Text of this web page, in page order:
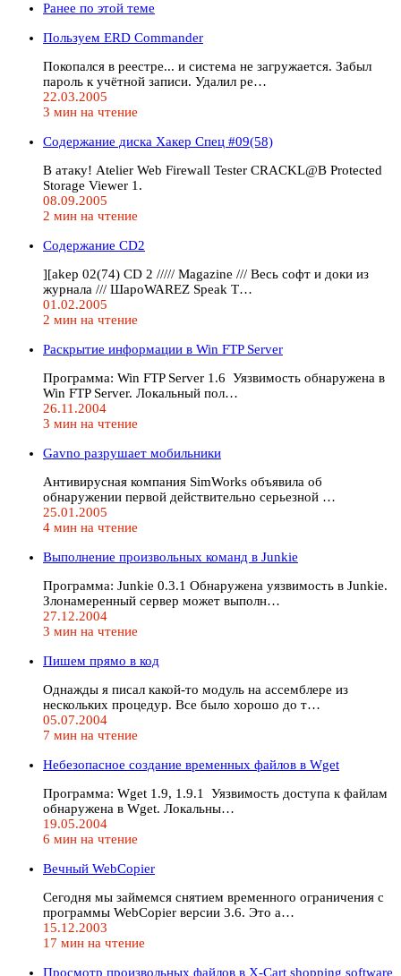
Ранее по этой теме
Пользуем ERD Commander
Покопался в реестре... и система не загружается. Забыл
пароль к учётной записи. Удалил ре…
22.03.2005
3 мин на чтение
Содержание диска Хакер Спец #09(58)
В атаку! Atelier Web Firewall Tester CRACKL@B Protected
Storage Viewer 1.
08.09.2005
2 мин на чтение
Содержание CD2
][akep 02(74) CD 2 ///// Magazine /// Весь софт и доки из
журнала /// ШароWAREZ Speak T…
01.02.2005
2 мин на чтение
Раскрытие информации в Win FTP Server
Программа: Win FTP Server 1.6 Уязвимость обнаружена в
Win FTP Server. Локальный пол…
26.11.2004
3 мин на чтение
Gavno разрушает мобильники
Антивирусная компания SimWorks объявила об
обнаружении первой действительно серьезной …
25.01.2005
4 мин на чтение
Выполнение произвольных команд в Junkie
Программа: Junkie 0.3.1 Обнаружена уязвимость в Junkie.
Злонамеренный сервер может выполн…
27.12.2004
3 мин на чтение
Пишем прямо в код
Однажды я писал какой-то модуль на ассемблере из
нескольких процедур. Все было хорошо до т…
05.07.2004
7 мин на чтение
Небезопасное создание временных файлов в Wget
Программа: Wget 1.9, 1.9.1 Уязвимость доступа к файлам
обнаружена в Wget. Локальны…
19.05.2004
6 мин на чтение
Вечный WebCopier
Сегодня мы займемся снятием временного ограничения с
программы WebCopier версии 3.6. Это а…
15.12.2003
17 мин на чтение
Просмотр произвольных файлов в X-Cart shopping software